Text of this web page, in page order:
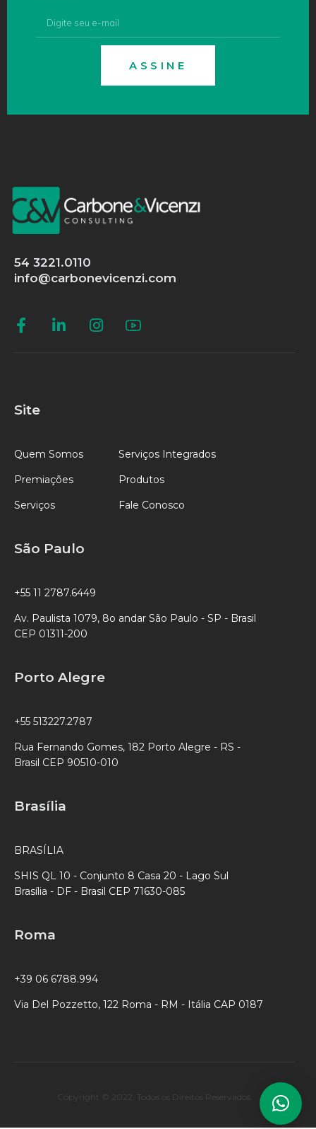
ASSINE
54 3221.0110
info@carbonevicenzi.com
Site
Quem Somos
Premiações
Serviços
Serviços Integrados
Produtos
Fale Conosco
São Paulo
+55 11 2787.6449
Av. Paulista 1079, 8o andar São Paulo - SP - Brasil
CEP 01311-200
Porto Alegre
+55 513227.2787
Rua Fernando Gomes, 182 Porto Alegre - RS -
Brasil CEP 90510-010
Brasília
BRASÍLIA
SHIS QL 10 - Conjunto 8 Casa 20 - Lago Sul
Brasília - DF - Brasil CEP 71630-085
Roma
+39 06 6788.994
Via Del Pozzetto, 122 Roma - RM - Itália CAP 0187
Copyright © 2022. Todos os Direitos Reservados.